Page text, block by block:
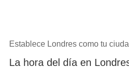
Establece Londres como tu
La hora del día en